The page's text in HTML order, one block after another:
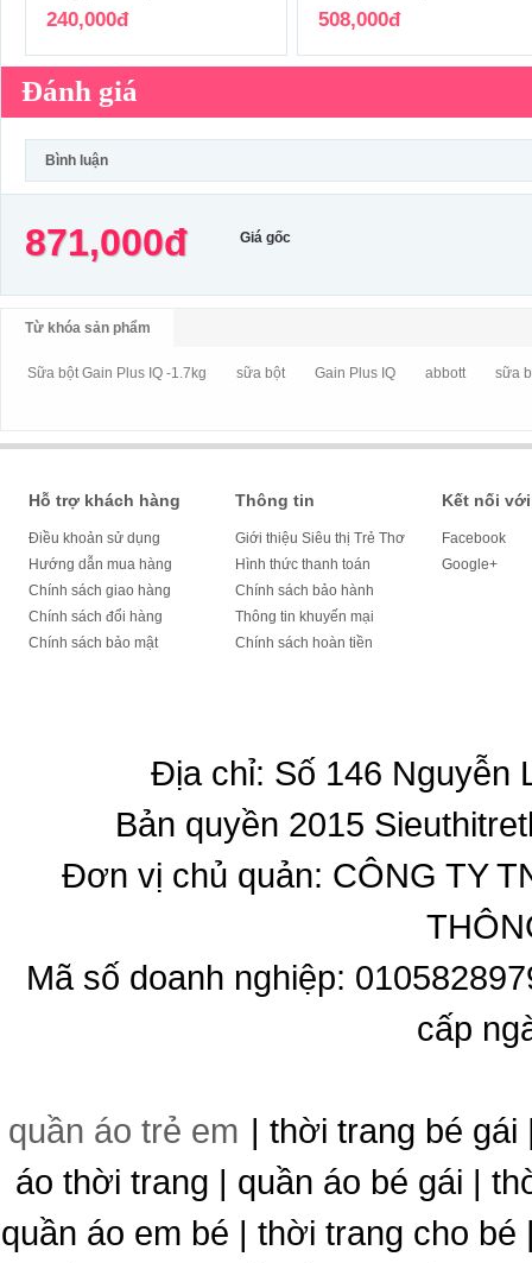
240,000đ 508,000đ
Đánh giá
Bình luận
871,000đ Giá gốc
Từ khóa sản phẩm
Sữa bột Gain Plus IQ -1.7kg sữa bột Gain Plus IQ abbott sữa
Hỗ trợ khách hàng
Điều khoản sử dụng
Hướng dẫn mua hàng
Chính sách giao hàng
Chính sách đổi hàng
Chính sách bảo mật
Thông tin
Giới thiệu Siêu thị Trẻ Thơ
Hình thức thanh toán
Chính sách bảo hành
Thông tin khuyến mại
Chính sách hoàn tiền
Kết nối
Facebook
Google+
Địa chỉ: Số 146 Nguyễn
Bản quyền 2015
Đơn vị chủ quản: CÔNG TY
Mã số doanh nghiệp:
cấp
quần áo trẻ em | thời trang bé gái
áo thời trang | quần áo bé gái |
quần áo em bé | thời trang cho